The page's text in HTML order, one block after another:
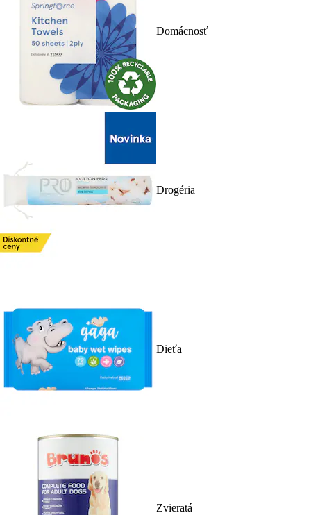
Domácnosť
Drogéria
Dieťa
Zvieratá